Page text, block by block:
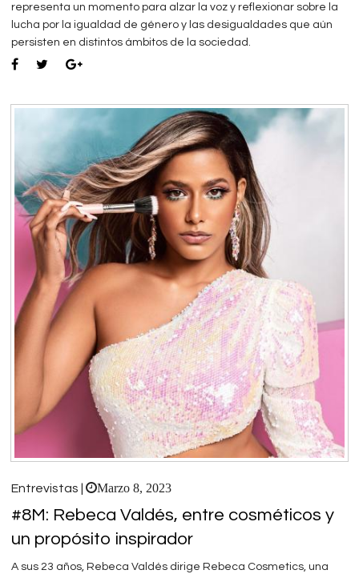
representa un momento para alzar la voz y reflexionar sobre la
lucha por la igualdad de género y las desigualdades que aún
persisten en distintos ámbitos de la sociedad.
Entrevistas | Marzo 8, 2023
#8M: Rebeca Valdés, entre cosméticos y
un propósito inspirador
A sus 23 años, Rebeca Valdés dirige Rebeca Cosmetics, una